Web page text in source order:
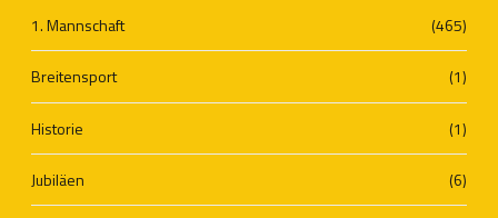
1. Mannschaft (465)
Breitensport (1)
Historie (1)
Jubiläen (6)